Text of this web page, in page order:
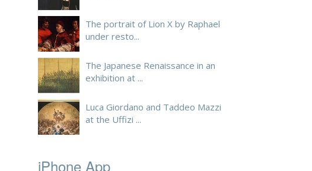
The portrait of Lion X by Raphael
under resto...
The Japanese Renaissance in an
exhibition at ...
Luca Giordano and Taddeo Mazzi
at the Uffizi ...
iPhone App